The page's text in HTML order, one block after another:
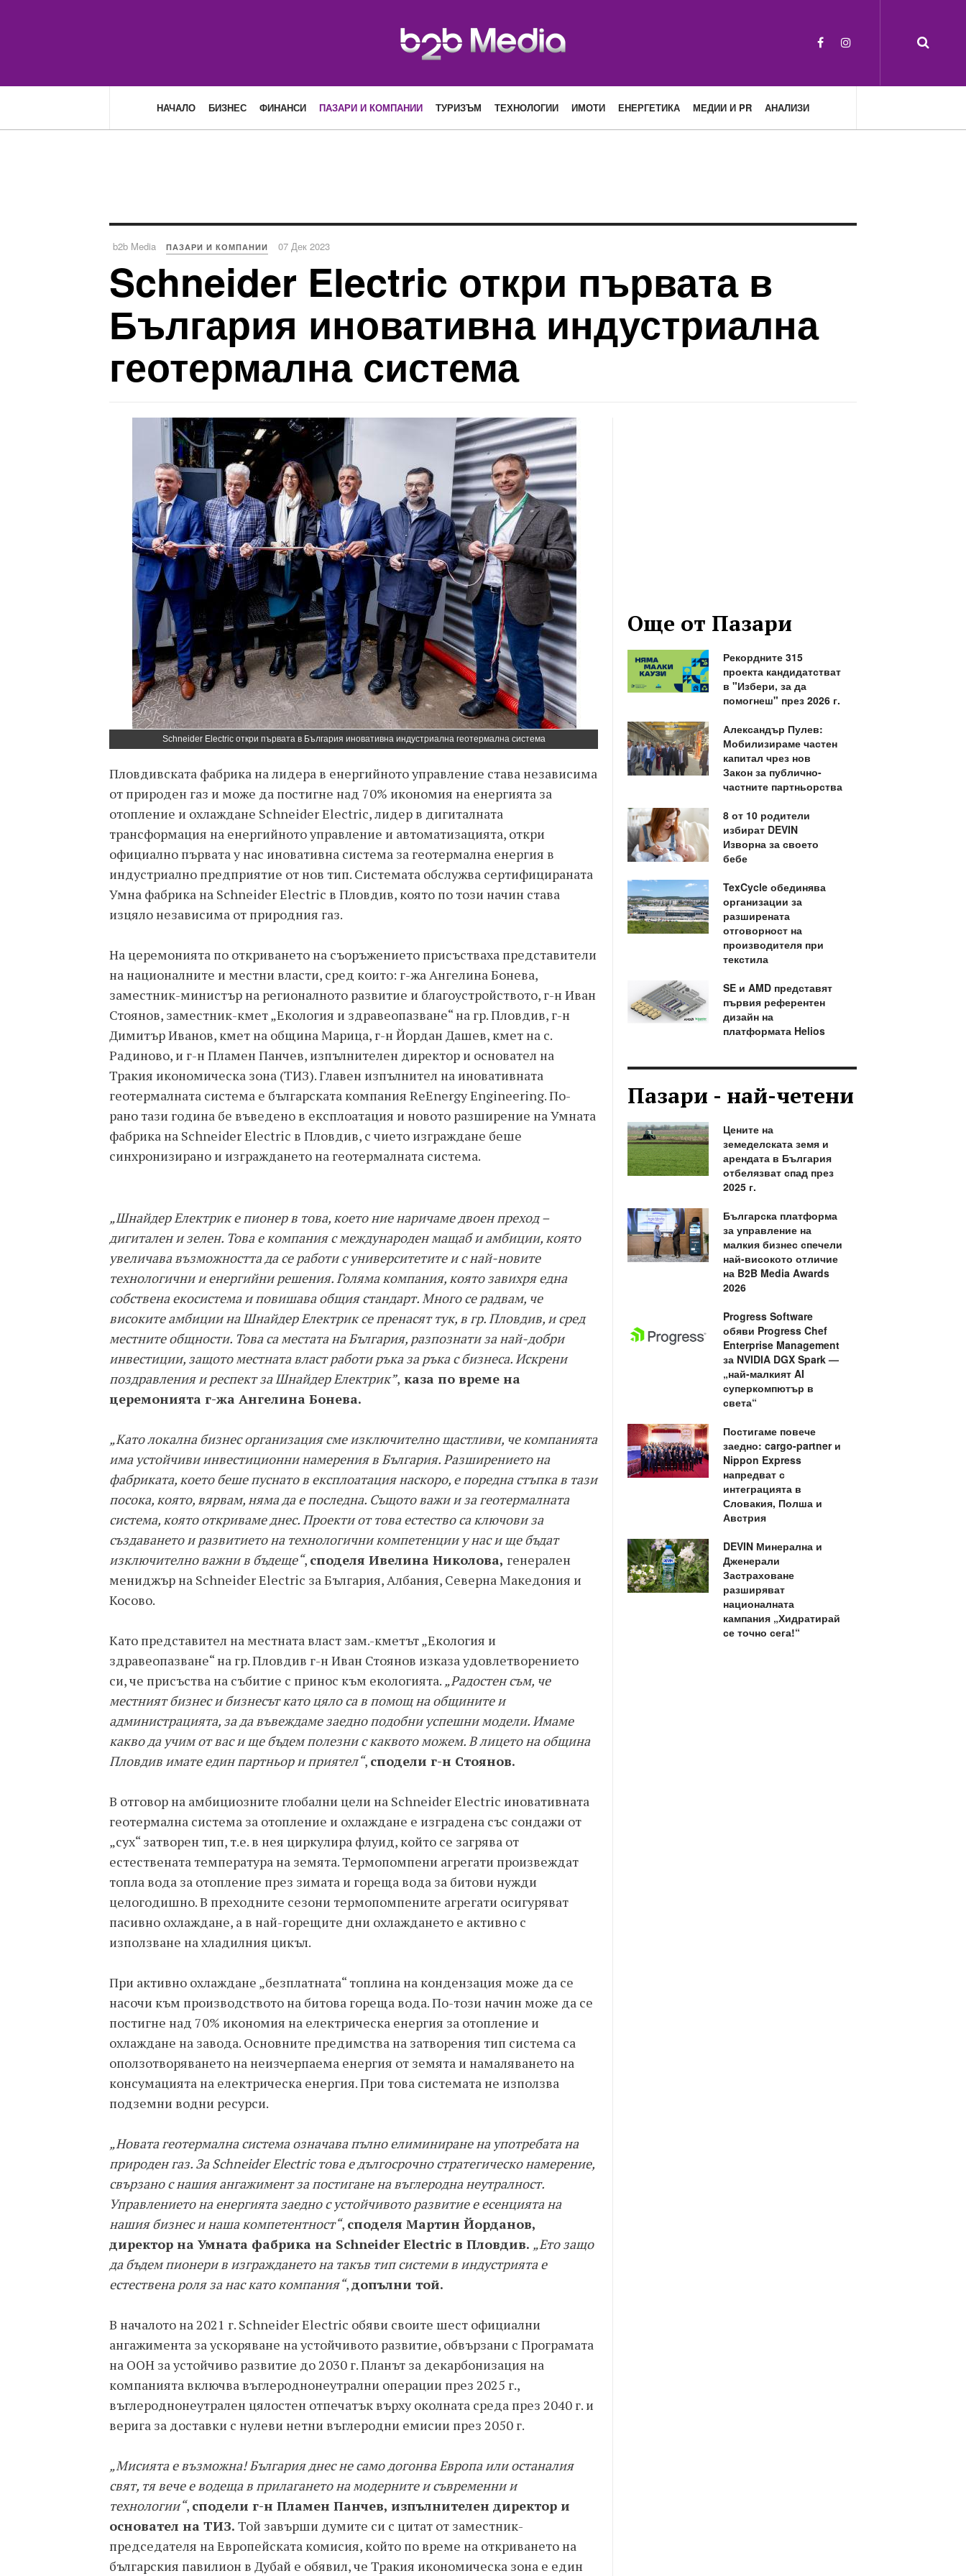
НАЧАЛО БИЗНЕС ФИНАНСИ ПАЗАРИ И КОМПАНИИ ТУРИЗЪМ ТЕХНОЛОГИИ ИМОТИ ЕНЕРГЕТИКА МЕДИИ И PR АНАЛИЗИ
b2b Media ПАЗАРИ И КОМПАНИИ 07 Дек 2023
Schneider Electric откри първата в
България иновативна индустриална
геотермална система
Schneider Electric откри първата в България иновативна индустриална геотермална система
Пловдивската фабрика на лидера в енергийното управление става независима
от природен газ и може да постигне над 70% икономия на енергията за
отопление и охлаждане Schneider Electric, лидер в дигиталната
трансформация на енергийното управление и автоматизацията, откри
официално първата у нас иновативна система за геотермална енергия в
индустриално предприятие от нов тип. Системата обслужва сертифицираната
Умна фабрика на Schneider Electric в Пловдив, която по този начин става
изцяло независима от природния газ.
На церемонията по откриването на съоръжението присъстваха представители
на националните и местни власти, сред които: г-жа Ангелина Бонева,
заместник-министър на регионалното развитие и благоустройството, г-н Иван
Стоянов, заместник-кмет „Екология и здравеопазване“ на гр. Пловдив, г-н
Димитър Иванов, кмет на община Марица, г-н Йордан Дашев, кмет на с.
Радиново, и г-н Пламен Панчев, изпълнителен директор и основател на
Тракия икономическа зона (ТИЗ). Главен изпълнител на иновативната
геотермалната система е българската компания ReEnergy Engineering. По-
рано тази година бе въведено в експлоатация и новото разширение на Умната
фабрика на Schneider Electric в Пловдив, с чието изграждане беше
синхронизирано и изграждането на геотермалната система.
„Шнайдер Eлектрик е пионер в това, което ние наричаме двоен преход –
дигитален и зелен. Това е компания с международен мащаб и амбиции, която
увеличава възможността да се работи с университетите и с най-новите
технологични и енергийни решения. Голяма компания, която завихря една
собствена екосистема и повишава общия стандарт. Много се радвам, че
високите амбиции на Шнайдер Електрик се пренасят тук, в гр. Пловдив, и сред
местните общности. Това са местата на България, разпознати за най-добри
инвестиции, защото местната власт работи ръка за ръка с бизнеса. Искрени
поздравления и респект за Шнайдер Електрик”, каза по време на
церемонията г-жа Ангелина Бонева.
„Като локална бизнес организация сме изключително щастливи, че компанията
има устойчиви инвестиционни намерения в България. Разширението на
фабриката, което беше пуснато в експлоатация наскоро, е поредна стъпка в тази
посока, която, вярвам, няма да е последна. Същото важи и за геотермалната
система, която откриваме днес. Проекти от това естество са ключови за
създаването и развитието на технологични компетенции у нас и ще бъдат
изключително важни в бъдеще“, споделя Ивелина Николова, генерален
мениджър на Schneider Electric за България, Албания, Северна Македония и
Косово.
Като представител на местната власт зам.-кметът „Екология и
здравеопазване“ на гр. Пловдив г-н Иван Стоянов изказа удовлетворението
си, че присъства на събитие с принос към екологията. „Радостен съм, че
местният бизнес и бизнесът като цяло са в помощ на общините и
администрацията, за да въвеждаме заедно подобни успешни модели. Имаме
какво да учим от вас и ще бъдем полезни с каквото можем. В лицето на община
Пловдив имате един партньор и приятел“, сподели г-н Стоянов.
В отговор на амбициозните глобални цели на Schneider Electric иновативната
геотермална система за отопление и охлаждане е изградена със сондажи от
„сух“ затворен тип, т.е. в нея циркулира флуид, който се загрява от
естествената температура на земята. Термопомпени агрегати произвеждат
топла вода за отопление през зимата и гореща вода за битови нужди
целогодишно. В преходните сезони термопомпените агрегати осигуряват
пасивно охлаждане, а в най-горещите дни охлаждането е активно с
използване на хладилния цикъл.
При активно охлаждане „безплатната“ топлина на кондензация може да се
насочи към производството на битова гореща вода. По-този начин може да се
постигне над 70% икономия на електрическа енергия за отопление и
охлаждане на завода. Основните предимства на затворения тип система са
оползотворяването на неизчерпаема енергия от земята и намаляването на
консумацията на електрическа енергия. При това системата не използва
подземни водни ресурси.
„Новата геотермална система означава пълно елиминиране на употребата на
природен газ. За Schneider Electric това е дългосрочно стратегическо намерение,
свързано с нашия ангажимент за постигане на въглеродна неутралност.
Управлението на енергията заедно с устойчивото развитие е есенцията на
нашия бизнес и наша компетентност“, споделя Мартин Йорданов,
директор на Умната фабрика на Schneider Electric в Пловдив. „Ето защо
да бъдем пионери в изграждането на такъв тип системи в индустрията е
естествена роля за нас като компания“,допълни той.
В началото на 2021 г. Schneider Electric обяви своите шест официални
ангажимента за ускоряване на устойчивото развитие, обвързани с Програмата
на ООН за устойчиво развитие до 2030 г. Планът за декарбонизация на
компанията включва въглероднонеутрални операции през 2025 г.,
въглeроднонеутрален цялостен отпечатък върху околната среда през 2040 г. и
верига за доставки с нулеви нетни въглеродни емисии през 2050 г.
„Мисията е възможна! България днес не само догонва Европа или останалия
свят, тя вече е водеща в прилагането на модерните и съвременни и
технологии“, сподели г-н Пламен Панчев, изпълнителен директор и
основател на ТИЗ. Той завърши думите си с цитат от заместник-
председателя на Европейската комисия, който по време на откриването на
българския павилион в Дубай е обявил, че Тракия икономическа зона е един
Още от Пазари
Рекордните 315
проекта кандидатстват
в "Избери, за да
помогнеш" през 2026 г.
Александър Пулев:
Мобилизираме частен
капитал чрез нов
Закон за публично-
частните партньорства
8 от 10 родители
избират DEVIN
Изворна за своето
бебе
TexCycle обединява
организации за
разширената
отговорност на
производителя при
текстила
SE и AMD представят
първия референтен
дизайн на
платформата Helios
Пазари - най-четени
Цените на
земеделската земя и
арендата в България
отбелязват спад през
2025 г.
Българска платформа
за управление на
малкия бизнес спечели
най-високото отличие
на B2B Media Awards
2026
Progress Software
обяви Progress Chef
Enterprise Management
за NVIDIA DGX Spark —
„най-малкият AI
суперкомпютър в
света“
Постигаме повече
заедно: cargo-partner и
Nippon Express
напредват с
интеграцията в
Словакия, Полша и
Австрия
DEVIN Минерална и
Дженерали
Застраховане
разширяват
националната
кампания „Хидратирай
се точно сега!“